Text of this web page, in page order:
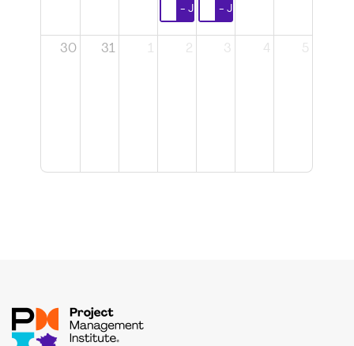
- Jour 1- Jour 2
30 31 1 2 3 4 5